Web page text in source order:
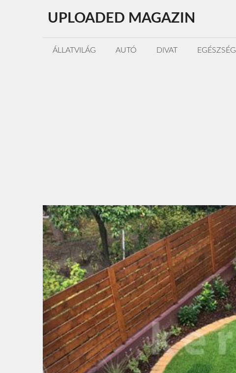
tartalomba
UPLOADED MAGAZIN
ÁLLATVILÁG AUTÓ DIVAT EGÉSZSÉG